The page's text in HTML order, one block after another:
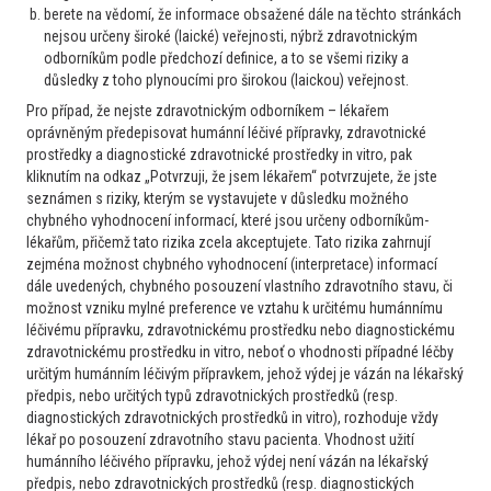
Pacient 61 let komorbidni, generalizovana AS, ICHS stp.IM s
PTCA in anam, ICHDKK s vs oblit.a iliaca l.dx na ASA
100mg/d, kurak 40 let 20 cig, diabetik, BMI nad 35, St.p.TEP
HB 130, PLT 18, v...
3 6. 12. 2021 Číst více
Hematolog
Myelom
Solitární extramedulární plasmocytom u
45leté ženy
Dobrý den, ráda bych Vás požádala o doporučení dalšího
postupu. 45leté paní byla 9/21 provedena oboustranná
tonsilectomie pro chronickou tonsilitidu. V histologii obou
tonsil byl popsán chronický lakunární zánět s fokální akutní
exacerbací, místy...
2 1. 12. 2021 Číst více
berete na vědomí, že informace obsažené dále na těchto stránkách
nejsou určeny široké (laické) veřejnosti, nýbrž zdravotnickým
odborníkům podle předchozí definice, a to se všemi riziky a
důsledky z toho plynoucími pro širokou (laickou) veřejnost.
Pro případ, že nejste zdravotnickým odborníkem – lékařem
oprávněným předepisovat humánní léčivé přípravky, zdravotnické
prostředky a diagnostické zdravotnické prostředky in vitro, pak
kliknutím na odkaz „Potvrzuji, že jsem lékařem“ potvrzujete, že jste
seznámen s riziky, kterým se vystavujete v důsledku možného
chybného vyhodnocení informací, které jsou určeny odborníkům-
lékařům, přičemž tato rizika zcela akceptujete. Tato rizika zahrnují
zejména možnost chybného vyhodnocení (interpretace) informací
dále uvedených, chybného posouzení vlastního zdravotního stavu, či
možnost vzniku mylné preference ve vztahu k určitému humánnímu
léčivému přípravku, zdravotnickému prostředku nebo diagnostickému
zdravotnickému prostředku in vitro, neboť o vhodnosti případné léčby
určitým humánním léčivým přípravkem, jehož výdej je vázán na lékařský
předpis, nebo určitých typů zdravotnických prostředků (resp.
diagnostických zdravotnických prostředků in vitro), rozhoduje vždy
lékař po posouzení zdravotního stavu pacienta. Vhodnost užití
humánního léčivého přípravku, jehož výdej není vázán na lékařský
předpis, nebo zdravotnických prostředků (resp. diagnostických